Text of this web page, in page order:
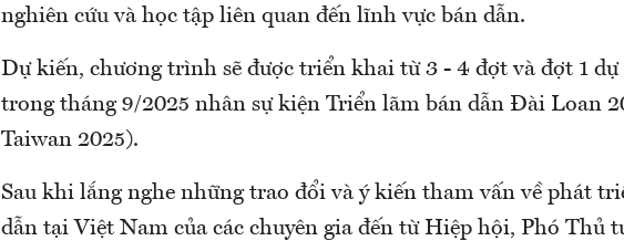
nghiên cứu và học tập liên quan đến lĩnh vực bán dẫn.
Dự kiến, chương trình sẽ được triển khai từ 3 - 4 đợt và đợt 1
trong tháng 9/2025 nhân sự kiện Triển lãm bán dẫn Đài Loan
Taiwan 2025).
Sau khi lắng nghe những trao đổi và ý kiến tham vấn về phát
dẫn tại Việt Nam của các chuyên gia đến từ Hiệp hội, Phó Thủ